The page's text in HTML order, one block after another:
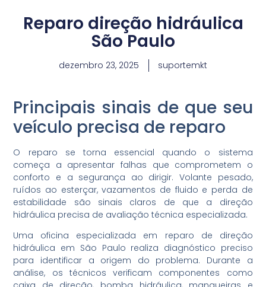
Reparo direção hidráulica
São Paulo
dezembro 23, 2025 suportemkt
Principais sinais de que seu
veículo precisa de reparo
O reparo se torna essencial quando o sistema
começa a apresentar falhas que comprometem o
conforto e a segurança ao dirigir. Volante pesado,
ruídos ao esterçar, vazamentos de fluido e perda de
estabilidade são sinais claros de que a direção
hidráulica precisa de avaliação técnica especializada.
Uma oficina especializada em reparo de direção
hidráulica em São Paulo realiza diagnóstico preciso
para identificar a origem do problema. Durante a
análise, os técnicos verificam componentes como